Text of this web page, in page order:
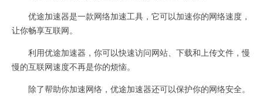
优途加速器是一款网络加速工具，它可以加速你的网络速度，
让你畅享互联网。
利用优途加速器，你可以快速访问网站、下载和上传文件，慢
慢的互联网速度不再是你的烦恼。
除了帮助你加速网络，优途加速器还可以保护你的网络安全。